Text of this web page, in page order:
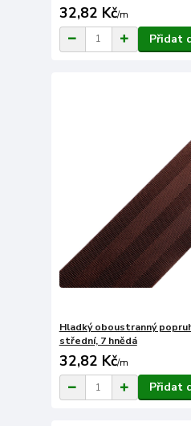
32,82 Kč/m
Přidat
Hladký oboustranný
střední, 7 hnědá
32,82 Kč/m
Přidat